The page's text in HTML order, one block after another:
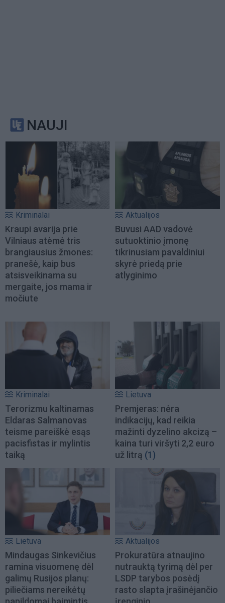
NAUJI
Kriminalai
Kraupi avarija prie
Vilniaus atėmė tris
brangiausius žmones:
pranešė, kaip bus
atsisveikinama su
mergaite, jos mama ir
močiute
Aktualijos
Buvusi AAD vadovė
sutuoktinio įmonę
tikrinusiam pavaldiniui
skyrė priedą prie
atlyginimo
Kriminalai
Terorizmu kaltinamas
Eldaras Salmanovas
teisme pareiškė esąs
pacisfistas ir mylintis
taiką
Lietuva
Premjeras: nėra
indikacijų, kad reikia
mažinti dyzelino akcizą –
kaina turi viršyti 2,2 euro
už litrą (1)
Lietuva
Mindaugas Sinkevičius
ramina visuomenę dėl
galimų Rusijos planų:
piliečiams nereikėtų
Aktualijos
Prokuratūra atnaujino
nutrauktą tyrimą dėl per
LSDP tarybos posėdį
rasto slapta įrašinėjančio